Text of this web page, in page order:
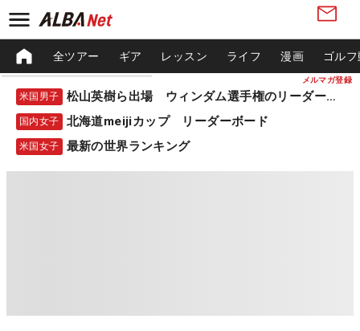
メルマガ登録
全ツアー ギア レッスン ライフ 漫画 ゴル
米国男子 松山英樹ら出場 ウィンダム選手権のリーダーボード
国内女子 北海道meijiカップ リーダーボード
米国女子 最新の世界ランキング